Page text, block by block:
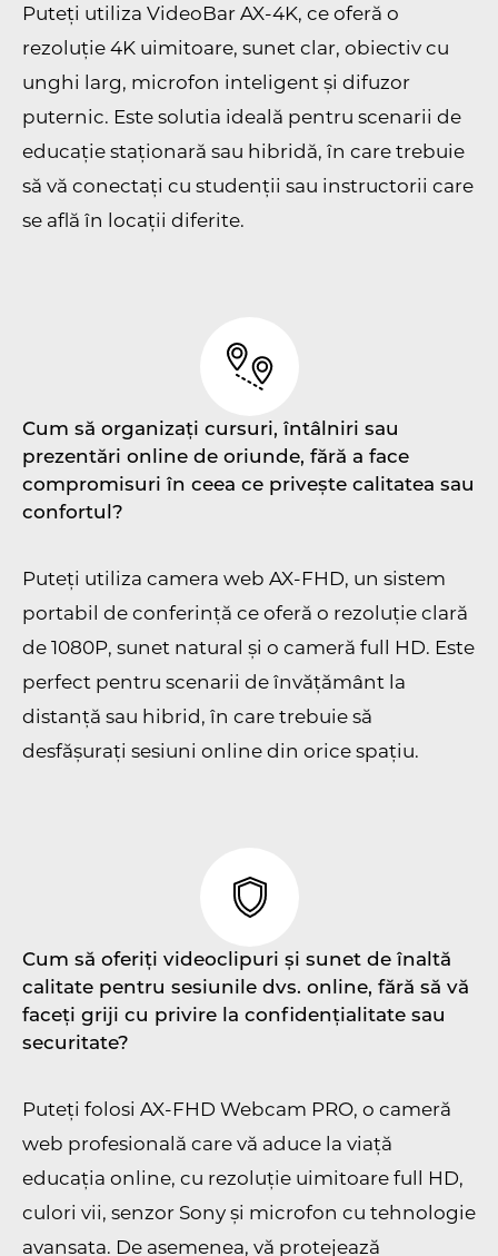
Puteți utiliza VideoBar AX-4K, ce oferă o
rezoluție 4K uimitoare, sunet clar, obiectiv cu
unghi larg, microfon inteligent și difuzor
puternic. Este solutia ideală pentru scenarii de
educație staționară sau hibridă, în care trebuie
să vă conectați cu studenții sau instructorii care
se află în locații diferite.
Cum să organizați cursuri, întâlniri sau
prezentări online de oriunde, fără a face
compromisuri în ceea ce privește calitatea sau
confortul?
Puteți utiliza camera web AX-FHD, un sistem
portabil de conferință ce oferă o rezoluție clară
de 1080P, sunet natural și o cameră full HD. Este
perfect pentru scenarii de învățământ la
distanță sau hibrid, în care trebuie să
desfășurați sesiuni online din orice spațiu.
Cum să oferiți videoclipuri și sunet de înaltă
calitate pentru sesiunile dvs. online, fără să vă
faceți griji cu privire la confidențialitate sau
securitate?
Puteți folosi AX-FHD Webcam PRO, o cameră
web profesională care vă aduce la viață
educația online, cu rezoluție uimitoare full HD,
culori vii, senzor Sony și microfon cu tehnologie
avansata. De asemenea, vă protejează